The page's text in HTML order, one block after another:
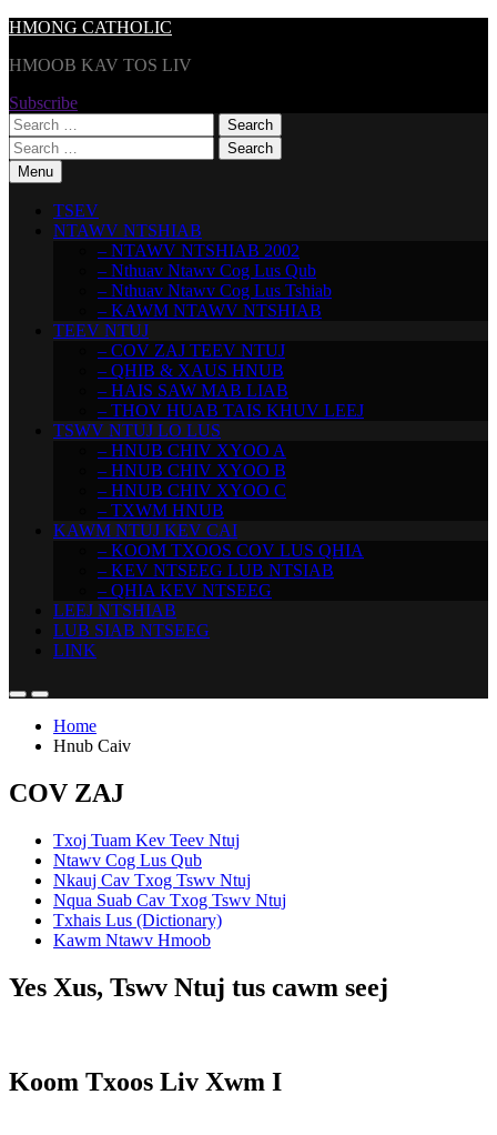
Skip
content
HMONG CATHOLIC
HMOOB KAV TOS LIV
Subscribe
Search
for:
Search
for:Menu
TSEV
NTAWV NTSHIAB
– NTAWV NTSHIAB 2002
– Nthuav Ntawv Cog Lus Qub
– Nthuav Ntawv Cog Lus Tshiab
– KAWM NTAWV NTSHIAB
TEEV NTUJ
– COV ZAJ TEEV NTUJ
– QHIB & XAUS HNUB
– HAIS SAW MAB LIAB
– THOV HUAB TAIS KHUV LEEJ
TSWV NTUJ LO LUS
– HNUB CHIV XYOO A
– HNUB CHIV XYOO B
– HNUB CHIV XYOO C
– TXWM HNUB
KAWM NTUJ KEV CAI
– KOOM TXOOS COV LUS QHIA
– KEV NTSEEG LUB NTSIAB
– QHIA KEV NTSEEG
LEEJ NTSHIAB
LUB SIAB NTSEEG
LINK
Home
Hnub Caiv
COV ZAJ
Txoj Tuam Kev Teev Ntuj
Ntawv Cog Lus Qub
Nkauj Cav Txog Tswv Ntuj
Nqua Suab Cav Txog Tswv Ntuj
Txhais Lus (Dictionary)
Kawm Ntawv Hmoob
Yes Xus, Tswv Ntuj tus cawm seej
Koom Txoos Liv Xwm I